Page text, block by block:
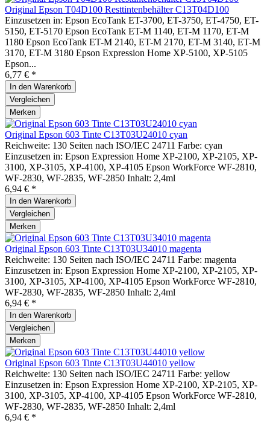
Original Epson T04D100 Resttintenbehälter C13T04D100
Einzusetzen in: Epson EcoTank ET-3700, ET-3750, ET-4750, ET-
5150, ET-5170 Epson EcoTank ET-M 1140, ET-M 1170, ET-M
1180 Epson EcoTank ET-M 2140, ET-M 2170, ET-M 3140, ET-M
3170, ET-M 3180 Epson Expression Home XP-5100, XP-5105
Epson...
6,77 € *
In den Warenkorb
Vergleichen
Merken
Original Epson 603 Tinte C13T03U24010 cyan
Reichweite: 130 Seiten nach ISO/IEC 24711 Farbe: cyan
Einzusetzen in: Epson Expression Home XP-2100, XP-2105, XP-
3100, XP-3105, XP-4100, XP-4105 Epson WorkForce WF-2810,
WF-2830, WF-2835, WF-2850 Inhalt: 2,4ml
6,94 € *
In den Warenkorb
Vergleichen
Merken
Original Epson 603 Tinte C13T03U34010 magenta
Reichweite: 130 Seiten nach ISO/IEC 24711 Farbe: magenta
Einzusetzen in: Epson Expression Home XP-2100, XP-2105, XP-
3100, XP-3105, XP-4100, XP-4105 Epson WorkForce WF-2810,
WF-2830, WF-2835, WF-2850 Inhalt: 2,4ml
6,94 € *
In den Warenkorb
Vergleichen
Merken
Original Epson 603 Tinte C13T03U44010 yellow
Reichweite: 130 Seiten nach ISO/IEC 24711 Farbe: yellow
Einzusetzen in: Epson Expression Home XP-2100, XP-2105, XP-
3100, XP-3105, XP-4100, XP-4105 Epson WorkForce WF-2810,
WF-2830, WF-2835, WF-2850 Inhalt: 2,4ml
6,94 € *